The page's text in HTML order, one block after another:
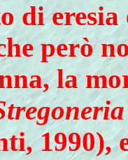
di eresia
però
la
1990),